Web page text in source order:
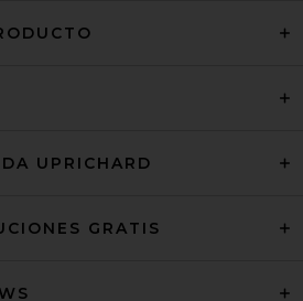
UPRICHARD
GRATIS